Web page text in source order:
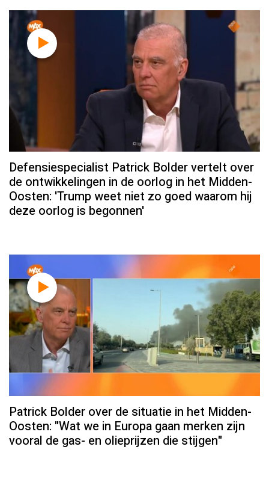
Defensiespecialist Patrick Bolder vertelt over
de ontwikkelingen in de oorlog in het Midden-
Oosten: 'Trump weet niet zo goed waarom hij
deze oorlog is begonnen'
Patrick Bolder over de situatie in het Midden-
Oosten: "Wat we in Europa gaan merken zijn
vooral de gas- en olieprijzen die stijgen"